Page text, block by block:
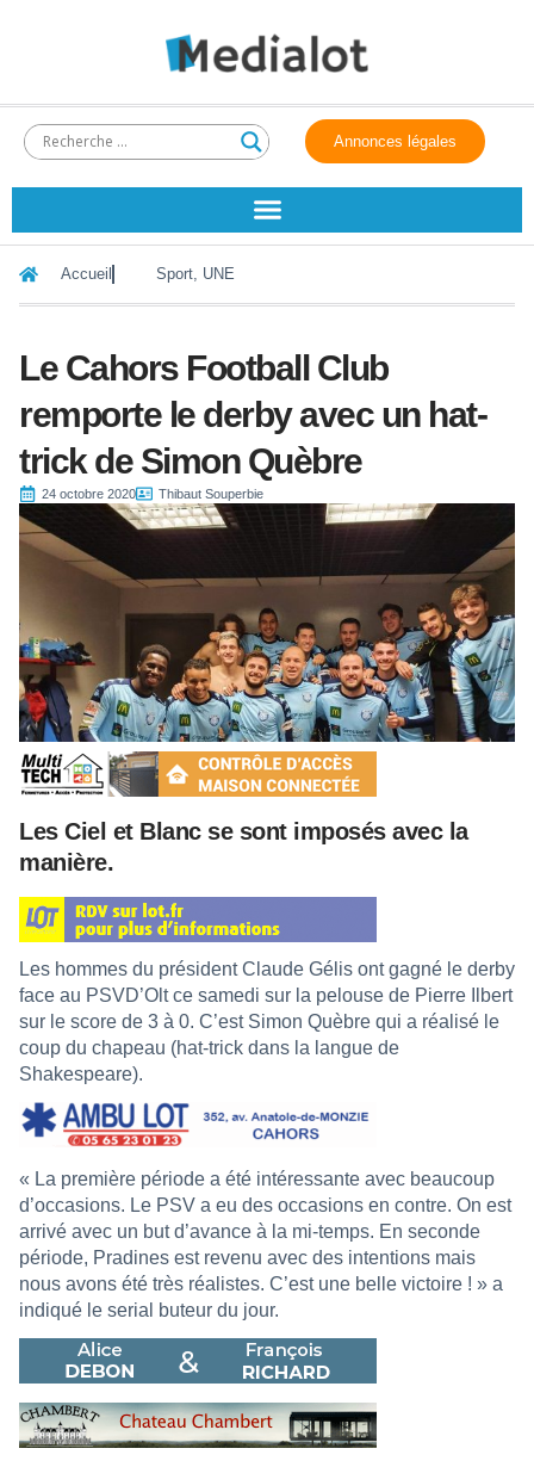
Annonces légales
Accueil Sport, UNE
Le Cahors Football Club
remporte le derby avec un hat-
trick de Simon Quèbre
24 octobre 2020 Thibaut Souperbie
Les Ciel et Blanc se sont imposés avec la
manière.
Les hommes du président Claude Gélis ont gagné le derby
face au PSVD’Olt ce samedi sur la pelouse de Pierre Ilbert
sur le score de 3 à 0. C’est Simon Quèbre qui a réalisé le
coup du chapeau (hat-trick dans la langue de
Shakespeare).
« La première période a été intéressante avec beaucoup
d’occasions. Le PSV a eu des occasions en contre. On est
arrivé avec un but d’avance à la mi-temps. En seconde
période, Pradines est revenu avec des intentions mais
nous avons été très réalistes. C’est une belle victoire ! » a
indiqué le serial buteur du jour.